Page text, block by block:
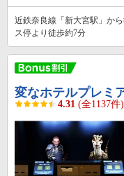
近鉄奈良線「新大宮駅」か
ス停より徒歩約7分
変なホテルプレミ
4.31 (全1137件)